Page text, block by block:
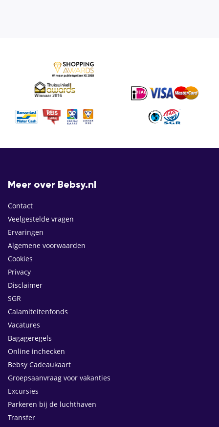
Meer over Bebsy.nl
Contact
Veelgestelde vragen
Ervaringen
Algemene voorwaarden
Cookies
Privacy
Disclaimer
SGR
Calamiteitenfonds
Vacatures
Bagageregels
Online inchecken
Bebsy Cadeaukaart
Groepsaanvraag voor vakanties
Excursies
Parkeren bij de luchthaven
Transfer